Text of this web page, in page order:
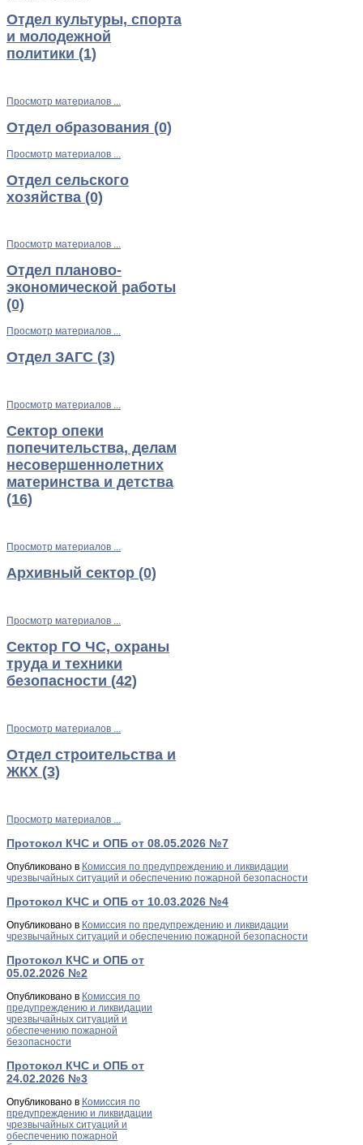
Отдел культуры, спорта
и молодежной
политики (1)
Просмотр материалов ...
Отдел образования (0)
Просмотр материалов ...
Отдел сельского
хозяйства (0)
Просмотр материалов ...
Отдел планово-
экономической работы
(0)
Просмотр материалов ...
Отдел ЗАГС (3)
Просмотр материалов ...
Сектор опеки
попечительства, делам
несовершеннолетних
материнства и детства
(16)
Просмотр материалов ...
Архивный сектор (0)
Просмотр материалов ...
Сектор ГО ЧС, охраны
труда и техники
безопасности (42)
Просмотр материалов ...
Отдел строительства и
ЖКХ (3)
Просмотр материалов ...
Протокол КЧС и ОПБ от 08.05.2026 №7
Опубликовано в Комиссия по предупреждению и ликвидации
чрезвычайных ситуаций и обеспечению пожарной безопасности
Протокол КЧС и ОПБ от 10.03.2026 №4
Опубликовано в Комиссия по предупреждению и ликвидации
чрезвычайных ситуаций и обеспечению пожарной безопасности
Протокол КЧС и ОПБ от
05.02.2026 №2
Опубликовано в Комиссия по
предупреждению и ликвидации
чрезвычайных ситуаций и
обеспечению пожарной
безопасности
Протокол КЧС и ОПБ от
24.02.2026 №3
Опубликовано в Комиссия по
предупреждению и ликвидации
чрезвычайных ситуаций и
обеспечению пожарной